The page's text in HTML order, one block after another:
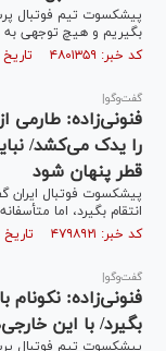
پیشکسوت تیم فوتبال
بگیریم و هیچ توجهی به
کد خبر: ۴۸۰۱۳۵۹ تاریخ انتشار : ۱۴۰۳/۰۸/۰۹
گفت‌وگو|
فنونی‌زاده: طارمی
را یدک می‌کشد/
قطر پنهان شود
پیشکسوت فوتبال ایران
انتقام بگیرد، اما
کد خبر: ۴۷۹۸۹۲۱ تاریخ انتشار : ۱۴۰۳/۰۷/۲۶
گفت‌وگو|
فنونی‌زاده:
بگیرد/ با این
پیشکسوت تیم فوتبال